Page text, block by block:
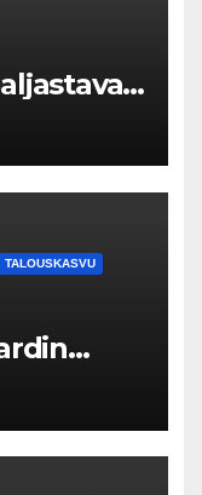
on
vain
TALOUSKASVU
kera